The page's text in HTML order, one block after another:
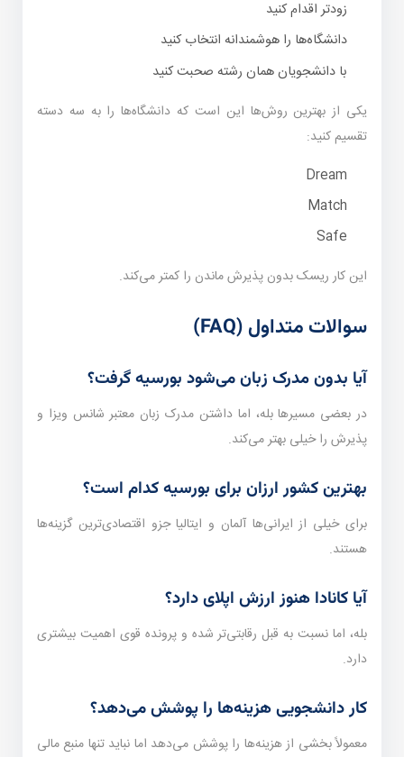
زودتر اقدام کنید
دانشگاه‌ها را هوشمندانه انتخاب کنید
با دانشجویان همان رشته صحبت کنید
یکی از بهترین روش‌ها این است که دانشگاه‌ها را به سه دسته
تقسیم کنید:
Dream
Match
Safe
این کار ریسک بدون پذیرش ماندن را کمتر می‌کند.
سوالات متداول (FAQ)
آیا بدون مدرک زبان می‌شود بورسیه گرفت؟
در بعضی مسیرها بله، اما داشتن مدرک زبان معتبر شانس ویزا و
پذیرش را خیلی بهتر می‌کند.
بهترین کشور ارزان برای بورسیه کدام است؟
برای خیلی از ایرانی‌ها آلمان و ایتالیا جزو اقتصادی‌ترین گزینه‌ها
هستند.
آیا کانادا هنوز ارزش اپلای دارد؟
بله، اما نسبت به قبل رقابتی‌تر شده و پرونده قوی اهمیت بیشتری
دارد.
کار دانشجویی هزینه‌ها را پوشش می‌دهد؟
معمولاً بخشی از هزینه‌ها را پوشش می‌دهد اما نباید تنها منبع مالی